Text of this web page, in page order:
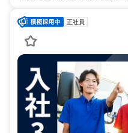
正社員